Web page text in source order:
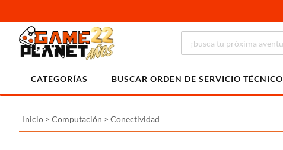
CATEGORÍAS BUSCAR ORDEN DE SERVICIO TÉCNICO
Inicio > Computación > Conectividad